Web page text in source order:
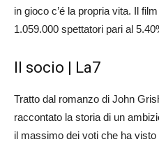
in gioco c’é la propria vita. Il
1.059.000 spettatori pari al
Il socio | La7
Tratto dal romanzo di John
raccontato la storia di un
il massimo dei voti che ha